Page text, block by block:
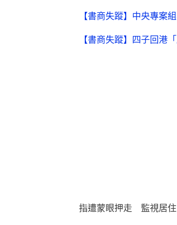
【書商失蹤】中央專
【書商失蹤】四子回港
指遭蒙眼押走　監視居住